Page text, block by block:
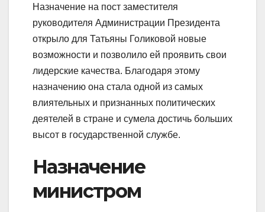
Назначение на пост заместителя
руководителя Администрации Президента
открыло для Татьяны Голиковой новые
возможности и позволило ей проявить свои
лидерские качества. Благодаря этому
назначению она стала одной из самых
влиятельных и признанных политических
деятелей в стране и сумела достичь больших
высот в государственной службе.
Назначение
министром